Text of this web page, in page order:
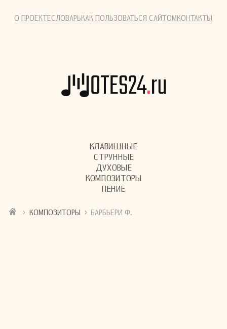
О ПРОЕКТЕСЛОВАРЬКАК ПОЛЬЗОВАТЬСЯ САЙТОМКОНТАКТЫ
КЛАВИШНЫЕ
СТРУННЫЕ
ДУХОВЫЕ
КОМПОЗИТОРЫ
ПЕНИЕ
› КОМПОЗИТОРЫ › БАРБЬЕРИ Ф.